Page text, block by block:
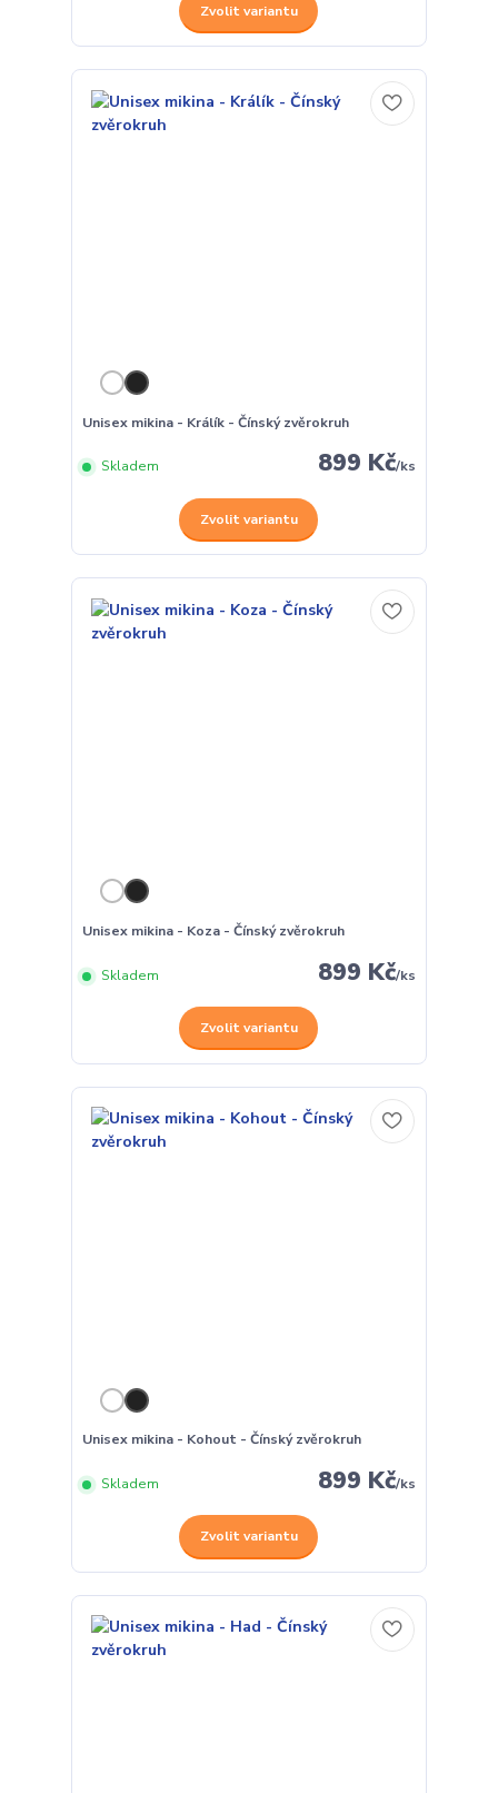
Zvolit variantu
Unisex mikina - Králík - Čínský zvěrokruh
899 Kč/ks
Skladem
Zvolit variantu
Unisex mikina - Koza - Čínský zvěrokruh
899 Kč/ks
Skladem
Zvolit variantu
Unisex mikina - Kohout - Čínský zvěrokruh
899 Kč/ks
Skladem
Zvolit variantu